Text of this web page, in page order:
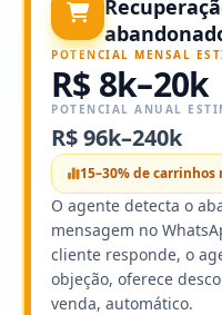
POTENCIAL MENSAL
R$ 8k–20k
POTENCIAL ANUAL
R$ 96k–240k
15–30% de carrinhos
O agente detecta o
mensagem no
cliente responde, o
objeção, oferece
venda, automático.